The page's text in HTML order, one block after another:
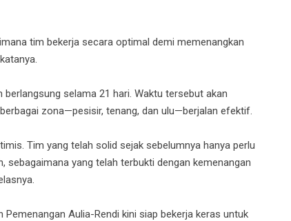
tim bekerja secara optimal demi memenangkan
selama 21 hari. Waktu tersebut akan
zona—pesisir, tenang, dan ulu—berjalan efektif.
Tim yang telah solid sejak sebelumnya hanya perlu
sebagaimana yang telah terbukti dengan kemenangan
Aulia-Rendi kini siap bekerja keras untuk